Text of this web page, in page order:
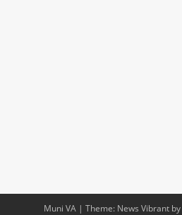
Muni VA | Theme: News Vibrant by